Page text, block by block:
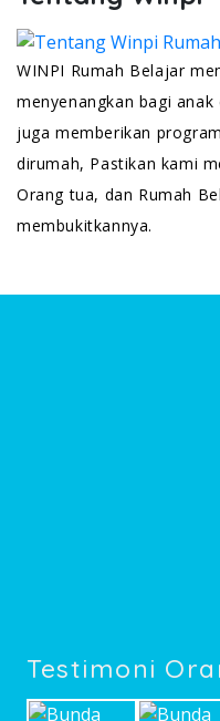
WINPI Rumah Belajar
menyenangkan bagi
juga memberikan
dirumah, Pastikan kami
Orang tua, dan Rumah
membukitkannya.
Testimoni